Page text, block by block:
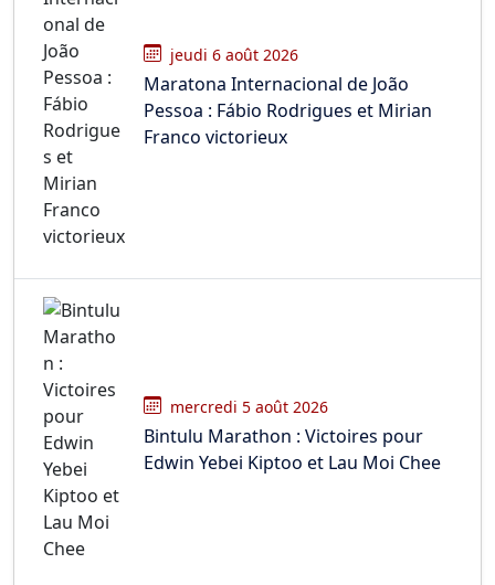
jeudi 6 août 2026
Maratona Internacional de João
Pessoa : Fábio Rodrigues et Mirian
Franco victorieux
mercredi 5 août 2026
Bintulu Marathon : Victoires pour
Edwin Yebei Kiptoo et Lau Moi Chee